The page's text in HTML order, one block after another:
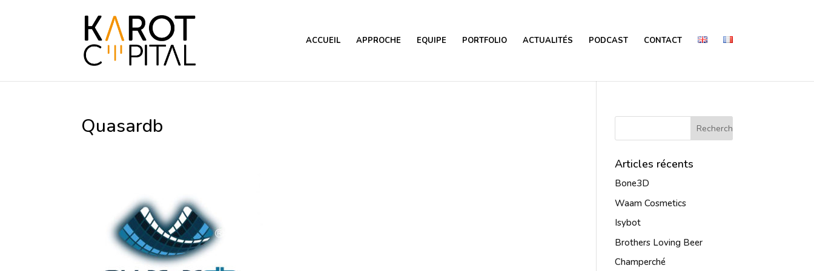
ACCUEIL APPROCHE EQUIPE PORTFOLIO ACTUALITÉS PODCAST CONTACT
Quasardb
Articles récents
Bone3D
Waam Cosmetics
Isybot
Brothers Loving Beer
Champerché